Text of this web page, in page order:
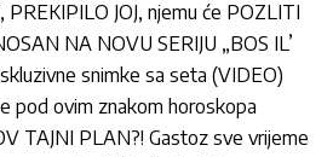
JOJ, njemu će POZLITI
NA NOVU SERIJU „BOS IL’
snimke sa seta (VIDEO)
pod ovim znakom horoskopa
TAJNI PLAN?! Gastoz sve vrijeme